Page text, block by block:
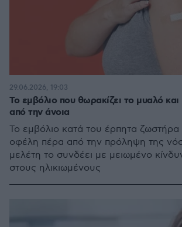
Το εμβόλιο που θωρακίζει το μυαλό και
από την άνοια
Το εμβόλιο κατά του έρπητα ζωστήρα
οφέλη πέρα από την πρόληψη της
μελέτη το συνδέει με μειωμένο
στους ηλικιωμένους
29.06.2026, 19:03